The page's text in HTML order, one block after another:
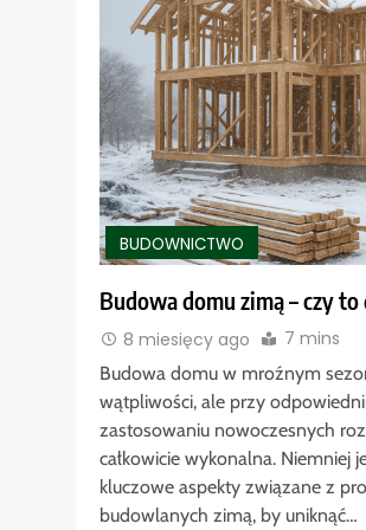
BUDOWNICTWO
Budowa domu zimą – czy to
8 miesięcy ago 7 mins
Budowa domu w mroźnym
wątpliwości, ale przy
zastosowaniu nowoczesnych
całkowicie wykonalna. Niemniej
kluczowe aspekty związane z
budowlanych zimą, by uniknąć…